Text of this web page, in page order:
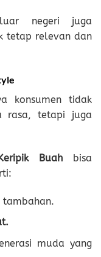
negeri juga
tetap relevan dan
konsumen tidak
rasa, tetapi juga
Buah bisa
muda yang